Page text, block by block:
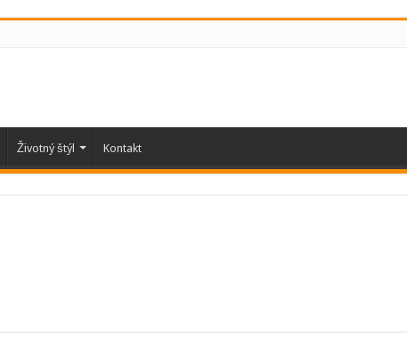
Životný štýl Kontakt